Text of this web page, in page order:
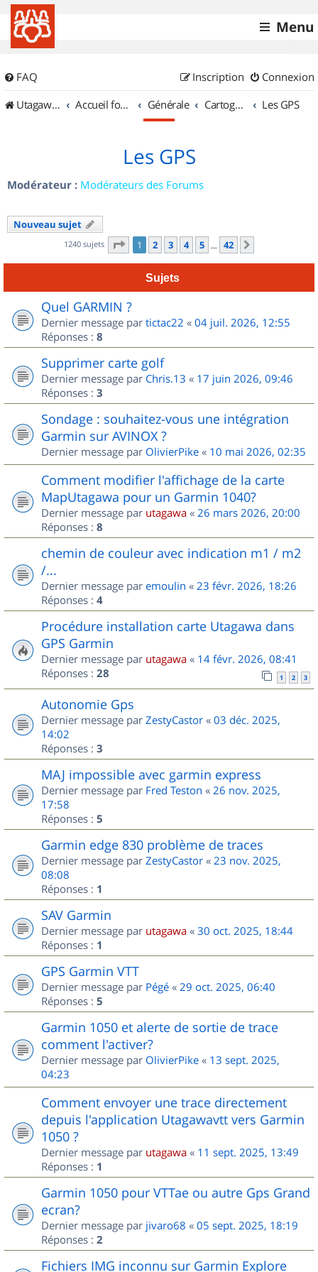
Menu
FAQ Connexion
Inscription
UtagawaVTT (Randos VTT et VTTAE avec traces GPS)
Accueil forum Générale Cartographie et GPS Les GPS
Les GPS
Modérateur : Modérateurs des Forums
Nouveau sujet
1240 sujets Page 1sur
1 2 3 4 5 … 42
Sujets
Quel GARMIN ?
Dernier message par tictac22 « 04 juil. 2026, 12:55
Réponses : 8
Supprimer carte golf
Dernier message par Chris.13 « 17 juin 2026, 09:46
Réponses : 3
Sondage : souhaitez-vous une intégration
Garmin sur AVINOX ?
Dernier message par OlivierPike « 10 mai 2026, 02:35
Comment modifier l'affichage de la carte
MapUtagawa pour un Garmin 1040?
Dernier message par utagawa « 26 mars 2026, 20:00
Réponses : 8
chemin de couleur avec indication m1 / m2
/...
Dernier message par emoulin « 23 févr. 2026, 18:26
Réponses : 4
Procédure installation carte Utagawa dans
GPS Garmin
Dernier message par utagawa « 14 févr. 2026, 08:41
Réponses : 28 1 2 3
Autonomie Gps
Dernier message par ZestyCastor « 03 déc. 2025,
14:02
Réponses : 3
MAJ impossible avec garmin express
Dernier message par Fred Teston « 26 nov. 2025,
17:58
Réponses : 5
Garmin edge 830 problème de traces
Dernier message par ZestyCastor « 23 nov. 2025,
08:08
Réponses : 1
SAV Garmin
Dernier message par utagawa « 30 oct. 2025, 18:44
Réponses : 1
GPS Garmin VTT
Dernier message par Pégé « 29 oct. 2025, 06:40
Réponses : 5
Garmin 1050 et alerte de sortie de trace
comment l'activer?
Dernier message par OlivierPike « 13 sept. 2025,
04:23
Comment envoyer une trace directement
depuis l'application Utagawavtt vers Garmin
1050 ?
Dernier message par utagawa « 11 sept. 2025, 13:49
Réponses : 1
Garmin 1050 pour VTTae ou autre Gps Grand
ecran?
Dernier message par jivaro68 « 05 sept. 2025, 18:19
Réponses : 2
Fichiers IMG inconnu sur Garmin Explore